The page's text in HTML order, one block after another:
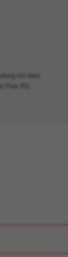
mit dem
PU.